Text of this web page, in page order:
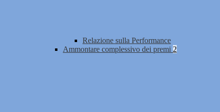
Relazione sulla Performance
Ammontare complessivo dei premi 2